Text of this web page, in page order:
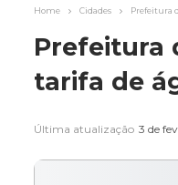
AGRONEGÓCIO
Home Cidades Prefeitura
Prefeitura
tarifa de
Última atualização 3 de